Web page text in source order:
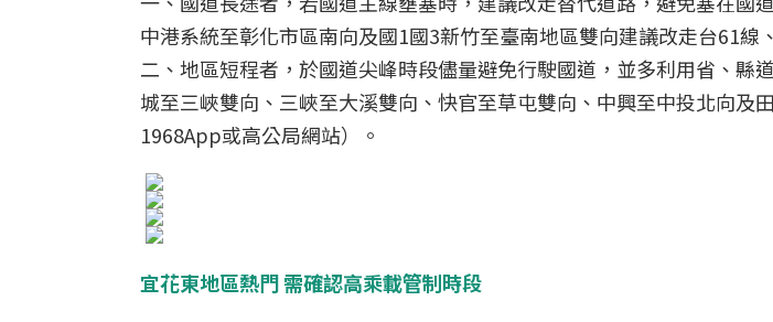
中港系統至彰化市區南向及國1國3新竹至臺南地區雙向建議改走台61線
二、地區短程者，於國道尖峰時段儘量避免行駛國道，並多利用省、縣
城至三峽雙向、三峽至大溪雙向、快官至草屯雙向、中興至中投北向及
1968App或高公局網站）。
宜花東地區熱門 需確認高乘載管制時段